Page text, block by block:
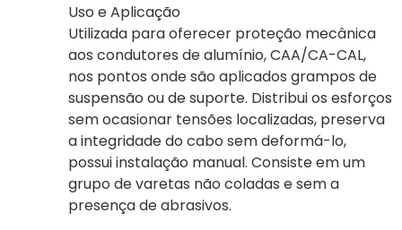
Uso e Aplicação
Utilizada para oferecer proteção mecânica
aos condutores de alumínio, CAA/CA-CAL,
nos pontos onde são aplicados grampos de
suspensão ou de suporte. Distribui os esforços
sem ocasionar tensões localizadas, preserva
a integridade do cabo sem deformá-lo,
possui instalação manual. Consiste em um
grupo de varetas não coladas e sem a
presença de abrasivos.